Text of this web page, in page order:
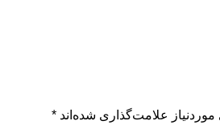
علامت‌گذاری شده‌اند *